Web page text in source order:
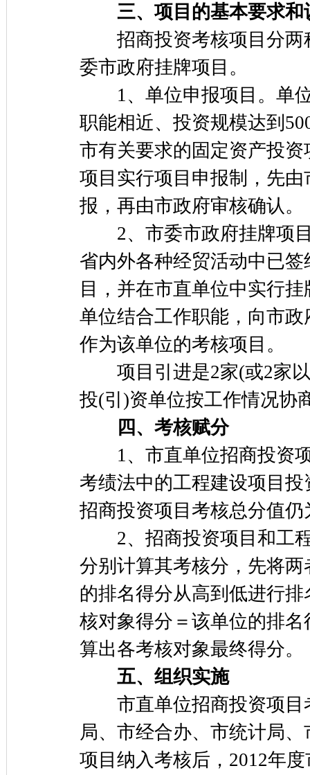
三、项目的基本要求和
招商投资考核项目分两
委市政府挂牌项目。
1、单位申报项目。单位
职能相近、投资规模达到
市有关要求的固定资产投
项目实行项目申报制，先
报，再由市政府审核确认。
2、市委市政府挂牌项目
省内外各种经贸活动中已
目，并在市直单位中实行
单位结合工作职能，向市
作为该单位的考核项目。
项目引进是2家(或2家以
投(引)资单位按工作情况协
四、考核赋分
1、市直单位招商投资项
考绩法中的工程建设项目
招商投资项目考核总分值仍
2、招商投资项目和工程
分别计算其考核分，先将
的排名得分从高到低进行
核对象得分＝该单位的排
算出各考核对象最终得分。
五、组织实施
市直单位招商投资项目
局、市经合办、市统计局
项目纳入考核后，2012年